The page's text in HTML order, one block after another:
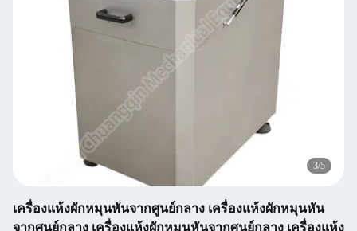
3/5
เครื่องแห้งผักหมุนหันจากศูนย์กลาง เครื่องแห้งผักหมุนหัน
จากศูนย์กลาง เครื่องแห้งผักหมุนหันจากศูนย์กลาง เครื่องแห้ง